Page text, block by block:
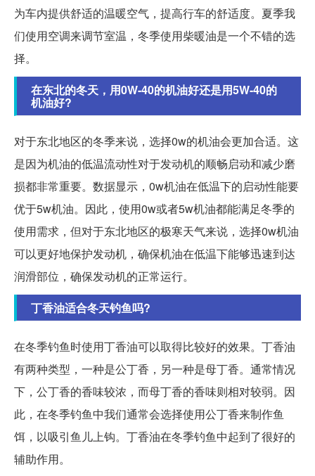
为车内提供舒适的温暖空气，提高行车的舒适度。夏季我
们使用空调来调节室温，冬季使用柴暖油是一个不错的选
择。
在东北的冬天，用0W-40的机油好还是用5W-40的
机油好?
对于东北地区的冬季来说，选择0w的机油会更加合适。这
是因为机油的低温流动性对于发动机的顺畅启动和减少磨
损都非常重要。数据显示，0w机油在低温下的启动性能要
优于5w机油。因此，使用0w或者5w机油都能满足冬季的
使用需求，但对于东北地区的极寒天气来说，选择0w机油
可以更好地保护发动机，确保机油在低温下能够迅速到达
润滑部位，确保发动机的正常运行。
丁香油适合冬天钓鱼吗?
在冬季钓鱼时使用丁香油可以取得比较好的效果。丁香油
有两种类型，一种是公丁香，另一种是母丁香。通常情况
下，公丁香的香味较浓，而母丁香的香味则相对较弱。因
此，在冬季钓鱼中我们通常会选择使用公丁香来制作鱼
饵，以吸引鱼儿上钩。丁香油在冬季钓鱼中起到了很好的
辅助作用。